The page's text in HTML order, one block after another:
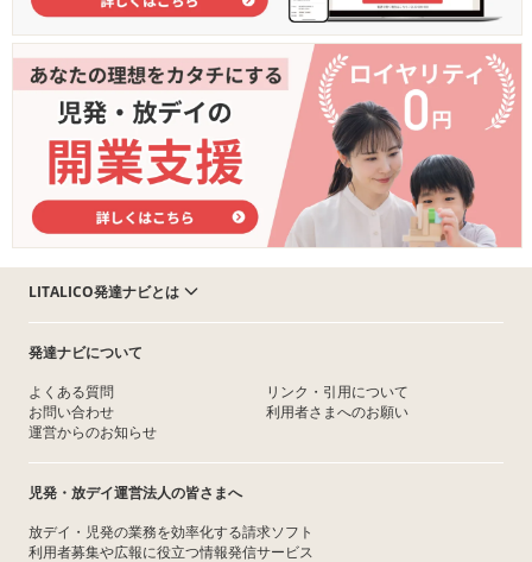
LITALICO発達ナビとは
発達ナビについて
よくある質問
お問い合わせ
運営からのお知らせ
リンク・引用について
利用者さまへのお願い
児発・放デイ運営法人の皆さまへ
放デイ・児発の業務を効率化する請求ソフト
利用者募集や広報に役立つ情報発信サービス